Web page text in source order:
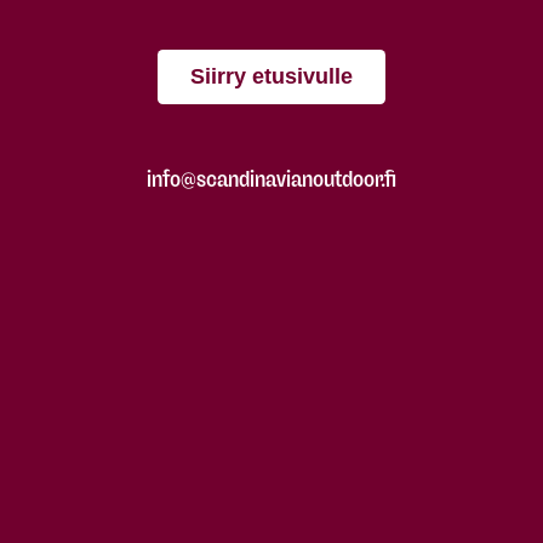
Siirry etusivulle
info@scandinavianoutdoor.fi